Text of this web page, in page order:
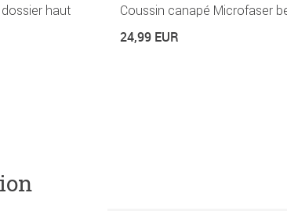
haut
Coussin canapé Microfaser
24,99 EUR